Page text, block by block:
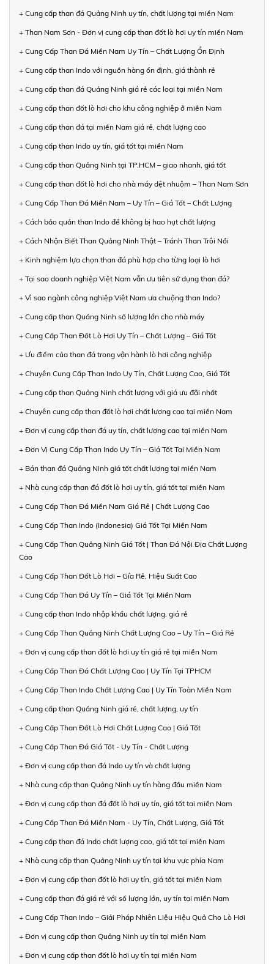
+ Cung cấp than đá Quảng Ninh uy tín, chất lượng tại miền Nam
+ Than Nam Sơn - Đơn vị cung cấp than đốt lò hơi uy tín miền Nam
+ Cung Cấp Than Đá Miền Nam Uy Tín – Chất Lượng Ổn Định
+ Cung cấp than Indo với nguồn hàng ổn định, giá thành rẻ
+ Cung cấp than đá Quảng Ninh giá rẻ các loại tại miền Nam
+ Cung cấp than đốt lò hơi cho khu công nghiệp ở miền Nam
+ Cung cấp than đá tại miền Nam giá rẻ, chất lượng cao
+ Cung cấp than Indo uy tín, giá tốt tại miền Nam
+ Cung cấp than Quảng Ninh tại TP.HCM – giao nhanh, giá tốt
+ Cung cấp than đốt lò hơi cho nhà máy dệt nhuộm – Than Nam Sơn
+ Cung Cấp Than Đá Miền Nam – Uy Tín – Giá Tốt – Chất Lượng
+ Cách bảo quản than Indo để không bị hao hụt chất lượng
+ Cách Nhận Biết Than Quảng Ninh Thật – Tránh Than Trôi Nổi
+ Kinh nghiệm lựa chọn than đá phù hợp cho từng loại lò hơi
+ Tại sao doanh nghiệp Việt Nam vẫn ưu tiên sử dụng than đá?
+ Vì sao ngành công nghiệp Việt Nam ưa chuộng than Indo?
+ Cung cấp than Quảng Ninh số lượng lớn cho nhà máy
+ Cung Cấp Than Đốt Lò Hơi Uy Tín – Chất Lượng – Giá Tốt
+ Ưu điểm của than đá trong vận hành lò hơi công nghiệp
+ Chuyên Cung Cấp Than Indo Uy Tín, Chất Lượng Cao, Giá Tốt
+ Cung cấp than Quảng Ninh chất lượng với giá ưu đãi nhất
+ Chuyên cung cấp than đốt lò hơi chất lượng cao tại miền Nam
+ Đơn vị cung cấp than đá uy tín, chất lượng cao tại miền Nam
+ Đơn Vị Cung Cấp Than Indo Uy Tín – Giá Tốt Tại Miền Nam
+ Bán than đá Quảng Ninh giá tốt chất lượng tại miền Nam
+ Nhà cung cấp than đá đốt lò hơi uy tín, giá tốt tại miền Nam
+ Cung Cấp Than Đá Miền Nam Giá Rẻ | Chất Lượng Cao
+ Cung Cấp Than Indo (Indonesia) Giá Tốt Tại Miền Nam
+ Cung Cấp Than Quảng Ninh Giá Tốt | Than Đá Nội Địa Chất Lượng
Cao
+ Cung Cấp Than Đốt Lò Hơi – Gía Rẻ, Hiệu Suất Cao
+ Cung Cấp Than Đá Uy Tín – Giá Tốt Tại Miền Nam
+ Cung cấp than Indo nhập khẩu chất lượng, giá rẻ
+ Cung Cấp Than Quảng Ninh Chất Lượng Cao – Uy Tín – Giá Rẻ
+ Đơn vị cung cấp than đốt lò hơi uy tín giá rẻ tại miền Nam
+ Cung Cấp Than Đá Chất Lượng Cao | Uy Tín Tại TPHCM
+ Cung Cấp Than Indo Chất Lượng Cao | Uy Tín Toàn Miền Nam
+ Cung cấp than Quảng Ninh giá rẻ, chất lượng, uy tín
+ Cung Cấp Than Đốt Lò Hơi Chất Lượng Cao | Giá Tốt
+ Cung Cấp Than Đá Giá Tốt - Uy Tín - Chất Lượng
+ Đơn vị cung cấp than đá Indo uy tín và chất lượng
+ Nhà cung cấp than Quảng Ninh uy tín hàng đầu miền Nam
+ Đơn vị cung cấp than đá đốt lò hơi uy tín, giá tốt tại miền Nam
+ Cung Cấp Than Đá Miền Nam - Uy Tín, Chất Lượng, Giá Tốt
+ Cung cấp than đá Indo chất lượng cao, giá tốt tại miền Nam
+ Nhà cung cấp than Quảng Ninh uy tín tại khu vực phía Nam
+ Đơn vị cung cấp than đốt lò hơi uy tín, giá tốt tại miền Nam
+ Cung cấp than đá giá rẻ với số lượng lớn, uy tín tại miền Nam
+ Cung Cấp Than Indo – Giải Pháp Nhiên Liệu Hiệu Quả Cho Lò Hơi
+ Đơn vị cung cấp than Quảng Ninh uy tín tại miền Nam
+ Đơn vị cung cấp than đốt lò hơi uy tín tại miền Nam